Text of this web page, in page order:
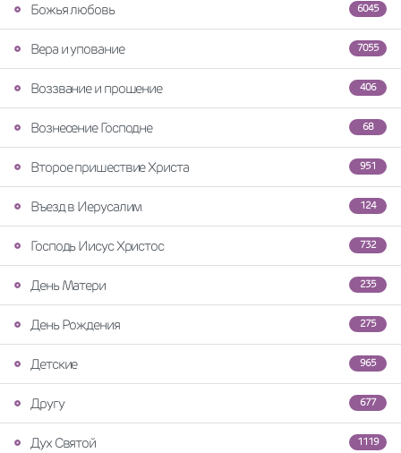
6045
Божья любовь
7055
Вера и упование
406
Воззвание и прошение
68
Вознесение Господне
951
Второе пришествие Христа
124
Въезд в Иерусалим
732
Господь Иисус Христос
235
День Матери
275
День Рождения
965
Детские
677
Другу
1119
Дух Святой